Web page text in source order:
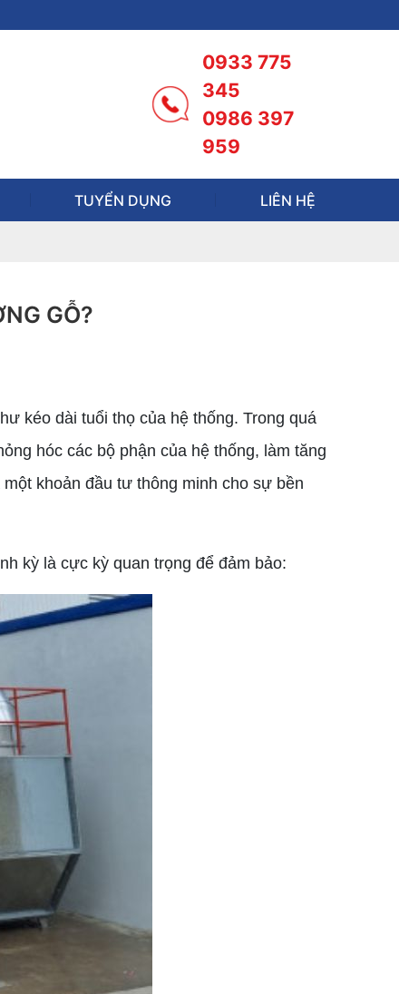
0933 775
345
0986 397
959
TUYỂN DỤNG LIÊN HỆ
GỖ?
kéo dài tuổi thọ của hệ thống. Trong quá
hóc các bộ phận của hệ thống, làm tăng
khoản đầu tư thông minh cho sự bền
kỳ là cực kỳ quan trọng để đảm bảo: